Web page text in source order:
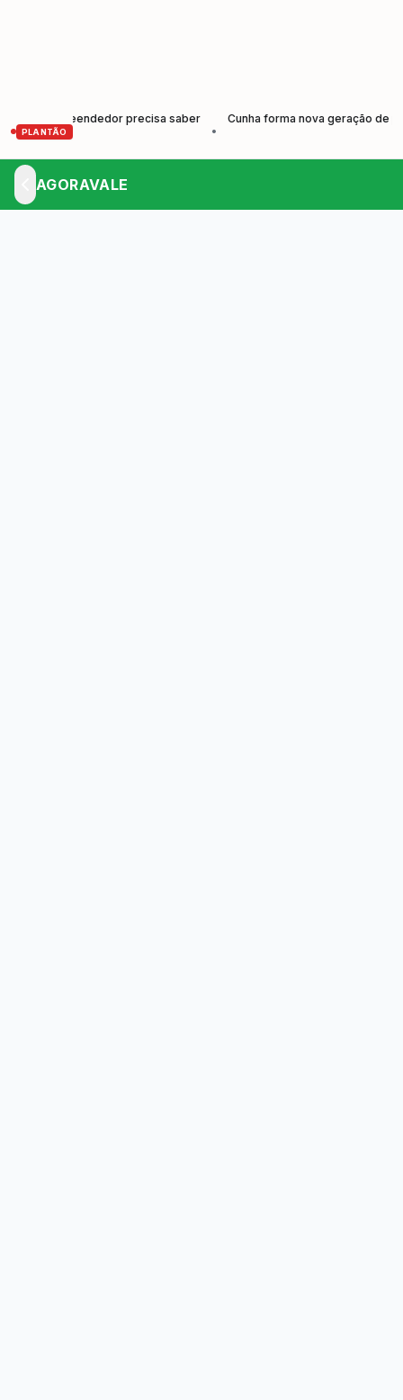
PLANTÃO
precisa saber
Cunha forma nova geração de
AGORAVALE